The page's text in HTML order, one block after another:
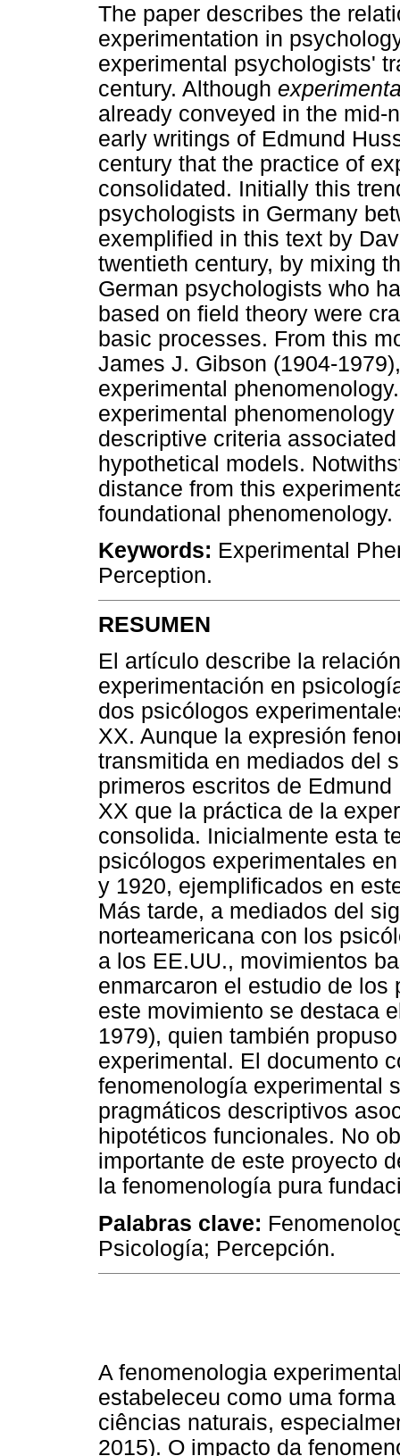
The paper describes the
experimentation in
experimental psychologists'
century. Although
already conveyed in the mid-
early writings of Edmund
century that the practice of
consolidated. Initially this
psychologists in Germany
exemplified in this text by
twentieth century, by mixing
German psychologists who
based on field theory were
basic processes. From this
James J. Gibson (1904-
experimental
experimental
descriptive criteria
hypothetical models.
distance from this
foundational phenomenology.
Keywords: Experimental
Perception.
RESUMEN
El artículo describe la
experimentación en
dos psicólogos
XX. Aunque la expresión
transmitida en mediados del
primeros escritos de
XX que la práctica de la
consolida. Inicialmente esta
psicólogos experimentales
y 1920, ejemplificados en
Más tarde, a mediados del
norteamericana con los
a los EE.UU., movimientos
enmarcaron el estudio de
este movimiento se destaca
1979), quien también
experimental. El documento
fenomenología experimental
pragmáticos descriptivos
hipotéticos funcionales. No
importante de este proyecto
la fenomenología pura
Palabras clave:
Psicología; Percepción.
A fenomenologia
estabeleceu como uma
ciências naturais,
2015). O impacto da